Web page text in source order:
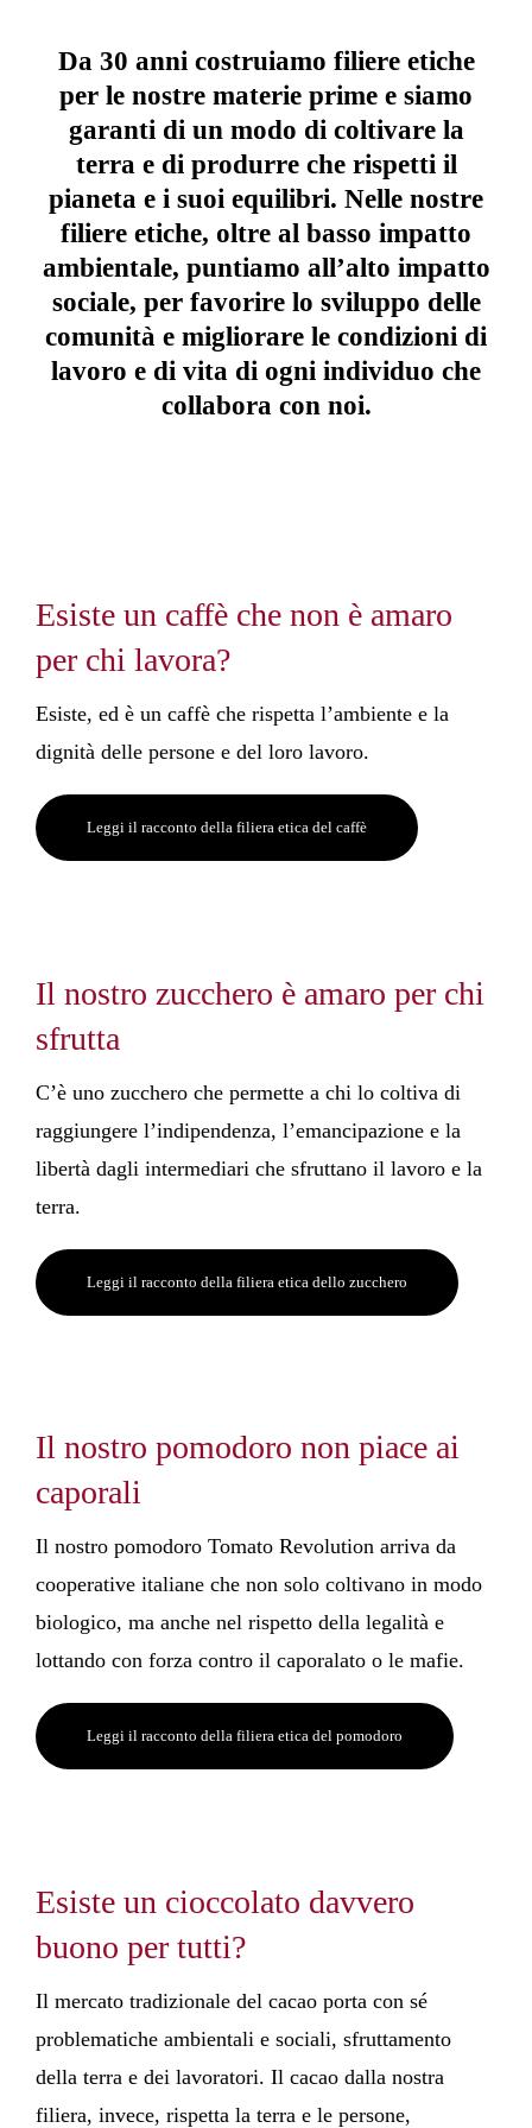
Da 30 anni costruiamo filiere etiche
per le nostre materie prime e siamo
garanti di un modo di coltivare la
terra e di produrre che rispetti il
pianeta e i suoi equilibri. Nelle nostre
filiere etiche, oltre al basso impatto
ambientale, puntiamo all’alto impatto
sociale, per favorire lo sviluppo delle
comunità e migliorare le condizioni di
lavoro e di vita di ogni individuo che
collabora con noi.
Esiste un caffè che non è amaro
per chi lavora?
Esiste, ed è un caffè che rispetta l’ambiente e la
dignità delle persone e del loro lavoro.
Leggi il racconto della filiera etica del caffè
Il nostro zucchero è amaro per chi
sfrutta
C’è uno zucchero che permette a chi lo coltiva di
raggiungere l’indipendenza, l’emancipazione e la
libertà dagli intermediari che sfruttano il lavoro e la
terra.
Leggi il racconto della filiera etica dello zucchero
Il nostro pomodoro non piace ai
caporali
Il nostro pomodoro Tomato Revolution arriva da
cooperative italiane che non solo coltivano in modo
biologico, ma anche nel rispetto della legalità e
lottando con forza contro il caporalato o le mafie.
Leggi il racconto della filiera etica del pomodoro
Esiste un cioccolato davvero
buono per tutti?
Il mercato tradizionale del cacao porta con sé
problematiche ambientali e sociali, sfruttamento
della terra e dei lavoratori. Il cacao dalla nostra
filiera, invece, rispetta la terra e le persone,